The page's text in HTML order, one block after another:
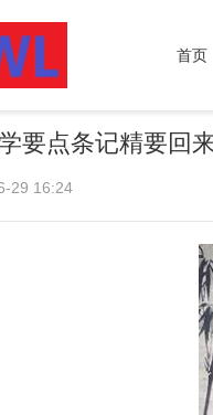
首页
要点条记精要回
29 16:24